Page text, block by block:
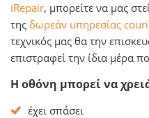
iRepair, μπορείτε να μας
της δωρεάν υπηρεσίας
τεχνικός μας θα την
επιστραφεί την ίδια μέρα
Η οθόνη μπορεί να
έχει σπάσει